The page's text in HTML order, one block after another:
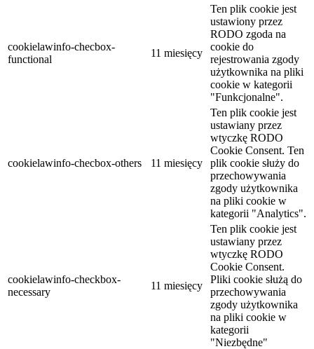
cookielawinfo-checbox-
functional
11 miesięcy
Ten plik cookie jest
ustawiony przez
RODO zgoda na
cookie do
rejestrowania zgody
użytkownika na pliki
cookie w kategorii
"Funkcjonalne".
cookielawinfo-checbox-others 11 miesięcy
Ten plik cookie jest
ustawiany przez
wtyczkę RODO
Cookie Consent. Ten
plik cookie służy do
przechowywania
zgody użytkownika
na pliki cookie w
kategorii "Analytics".
cookielawinfo-checkbox-
necessary
11 miesięcy
Ten plik cookie jest
ustawiany przez
wtyczkę RODO
Cookie Consent.
Pliki cookie służą do
przechowywania
zgody użytkownika
na pliki cookie w
kategorii
"Niezbędne"